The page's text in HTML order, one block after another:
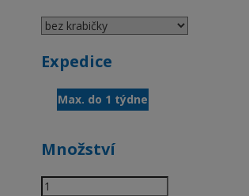
Expedice
Max. do 1 týdne
Množství